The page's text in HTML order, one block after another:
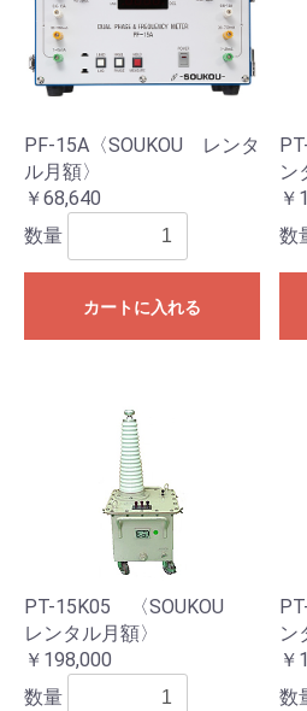
PF-15A〈SOUKOU レンタ
ル月額〉
￥68,640
数量
カートに入れる
ン
￥
数
PT-15K05 〈SOUKOU
レンタル月額〉
￥198,000
数量
ン
￥
数